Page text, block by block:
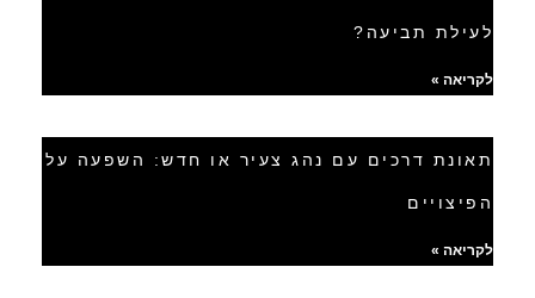
לעילת תביעה?
לקריאה »
תאונת דרכים עם נהג צעיר או חדש: השפעה על
הפיצויים
לקריאה »